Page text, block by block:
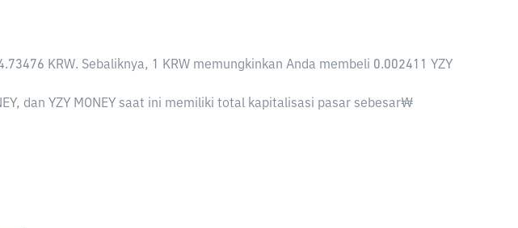
KRW. Sebaliknya, 1 KRW memungkinkan Anda membeli 0.002411 YZY
dan YZY MONEY saat ini memiliki total kapitalisasi pasar sebesar₩